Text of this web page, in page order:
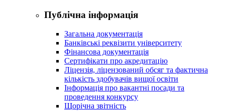
Публічна інформація
Загальна документація
Банківські реквізити університету
Фінансова документація
Сертифікати про акредитацію
Ліцензія, ліцензований обсяг та фактична
кількість здобувачів вищої освіти
Інформація про вакантні посади та
проведення конкурсу
Щорічна звітність